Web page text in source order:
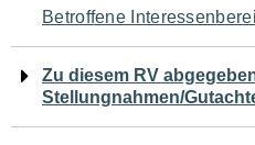
den
Seiteninhalt
Betroffene
Zu diesem RV
Stellungnahmen/